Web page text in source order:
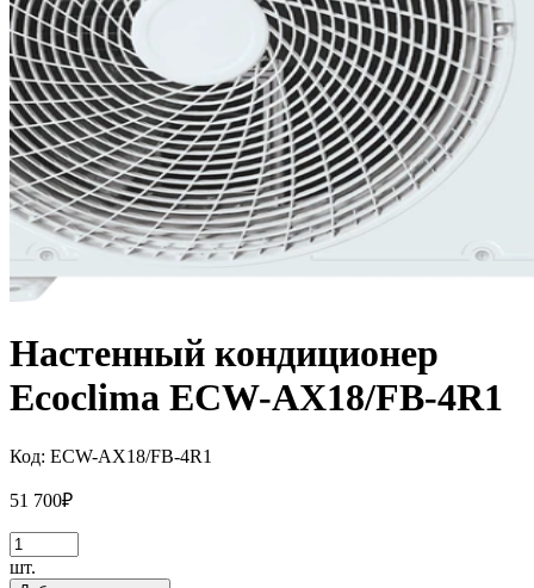
Настенный кондиционер
Ecoclima ECW-AX18/FB-4R1
Код: ECW-AX18/FB-4R1
51 700₽
шт.